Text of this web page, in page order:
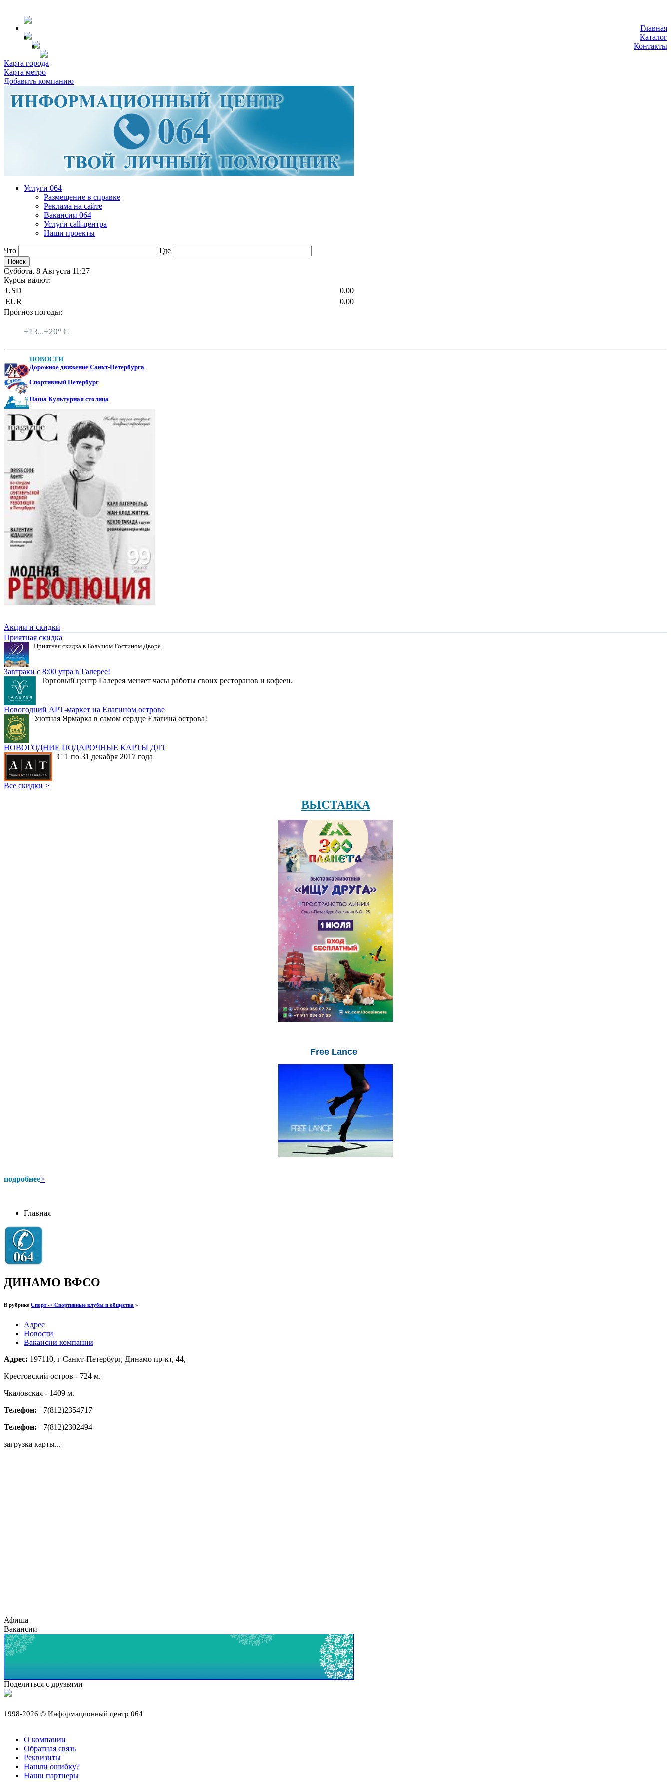
Главная
Каталог
Контакты
Карта города
Карта метро
Добавить компанию
Услуги 064
Размещение в справке
Реклама на сайте
Вакансии 064
Услуги call-центра
Наши проекты
Что Где
Суббота, 8 Августа 11:27
Курсы валют:
USD
0,00
EUR
0,00
Прогноз погоды:
+13...+20° C
НОВОСТИ
Дорожное движение Санкт-Петербурга
Спортивный Петербург
Наша Культурная столица
Акции и скидки
Приятная скидка
Приятная скидка в Большом Гостином Дворе
Завтраки с 8:00 утра в Галерее!
Торговый центр Галерея меняет часы работы своих ресторанов и кофеен.
Новогодний АРТ-маркет на Елагином острове
Уютная Ярмарка в самом сердце Елагина острова!
НОВОГОДНИЕ ПОДАРОЧНЫЕ КАРТЫ ДЛТ
С 1 по 31 декабря 2017 года
Все скидки >
ВЫСТАВКА
Free Lance
подробнее>
Главная
ДИНАМО ВФСО
В рубрике Спорт -> Спортивные клубы и общества »
Адрес
Новости
Вакансии компании
Адрес: 197110, г Санкт-Петербург, Динамо пр-кт, 44,
Крестовский остров - 724 м.
Чкаловская - 1409 м.
Телефон: +7(812)2354717
Телефон: +7(812)2302494
загрузка карты...
Афиша
Вакансии
Поделиться с друзьями
1998-2026 © Информационный центр 064
О компании
Обратная связь
Реквизиты
Нашли ошибку?
Наши партнеры